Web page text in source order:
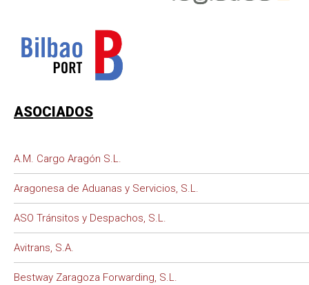
ASOCIADOS
A.M. Cargo Aragón S.L.
Aragonesa de Aduanas y Servicios, S.L.
ASO Tránsitos y Despachos, S.L.
Avitrans, S.A.
Bestway Zaragoza Forwarding, S.L.